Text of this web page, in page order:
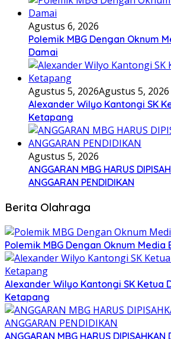
Agustus 6, 2026
Polemik MBG Dengan Oknum
Damai
Agustus 5, 2026Agustus 5, 2026
Alexander Wilyo Kantongi SK
Ketapang
Agustus 5, 2026
ANGGARAN MBG HARUS
ANGGARAN PENDIDIKAN
Berita Olahraga
Polemik MBG Dengan Oknum
Alexander Wilyo Kantongi SK Ketua
Ketapang
ANGGARAN MBG HARUS DIPISAHKAN